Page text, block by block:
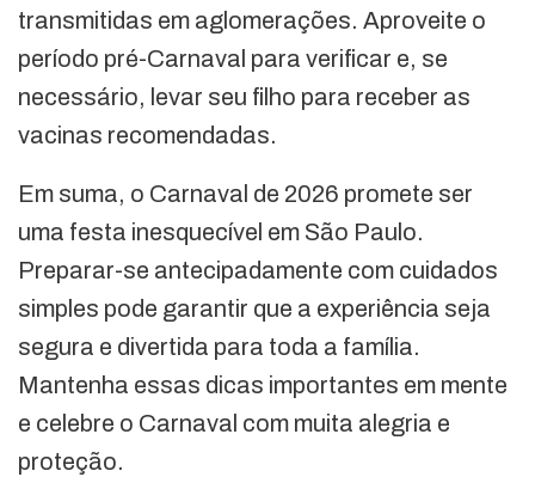
transmitidas em aglomerações. Aproveite o
período pré-Carnaval para verificar e, se
necessário, levar seu filho para receber as
vacinas recomendadas.
Em suma, o Carnaval de 2026 promete ser
uma festa inesquecível em São Paulo.
Preparar-se antecipadamente com cuidados
simples pode garantir que a experiência seja
segura e divertida para toda a família.
Mantenha essas dicas importantes em mente
e celebre o Carnaval com muita alegria e
proteção.